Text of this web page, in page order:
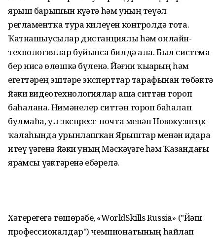
ярыш барышын күҙәтә һәм уның теүәл
регламентҡа тура килеүен контролдә тота.
Ҡатнашыусылар дистанциялы һәм онлайн-
технологиялар буйынса билдә ала. Был система
бер нисә өлөшкә бүленә. Йәғни ҡыҙҙарҙың һәм
егеттәрҙең эштәре эксперттар тарафынан төбәктә
йәки видеотехнологиялар аша ситтән тороп
баһалана. Нимәнелер ситтән тороп баһалап
булмаһа, ул экспресс-почта менән Новокузнецк
ҡалаһында урынлашҡан Ярыштар менән идара
итеү үҙәгенә йәки уның Мәскәүҙәге һәм Ҡазандағы
ярҙамсы үҙәктәренә ебәрелә.
Хәтерегеҙгә төшөрәбеҙ, «WorldSkills Russia» ("Йәш
профессионалдар") чемпионатының һайлап